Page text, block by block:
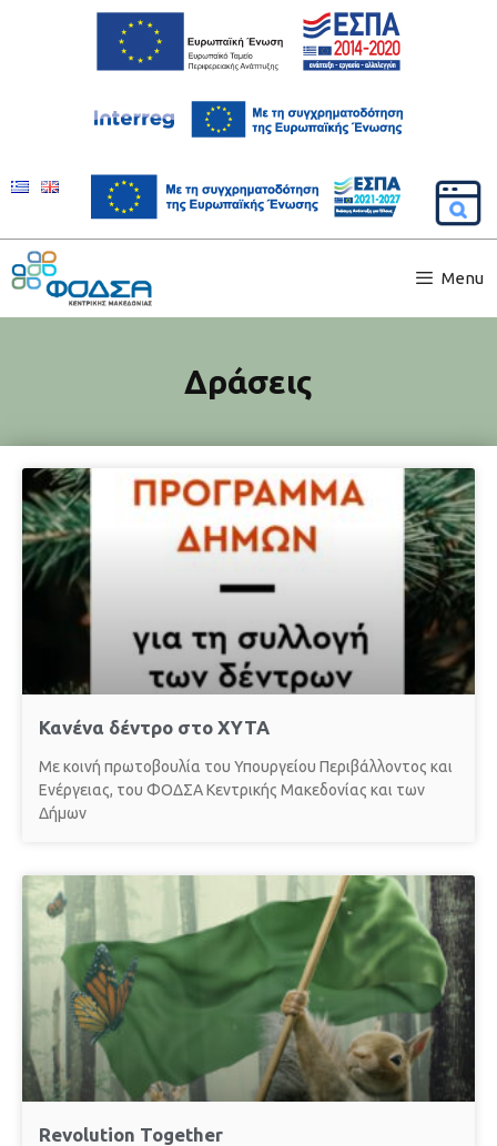
Menu
Δράσεις
Κανένα δέντρο στο ΧΥΤΑ
Με κοινή πρωτοβουλία του Υπουργείου Περιβάλλοντος και
Ενέργειας, του ΦΟΔΣΑ Κεντρικής Μακεδονίας και των
Δήμων
Revolution Together